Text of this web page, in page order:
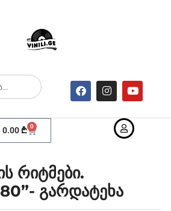
0.00₾ 0
რიტმები.
გარდატეხა